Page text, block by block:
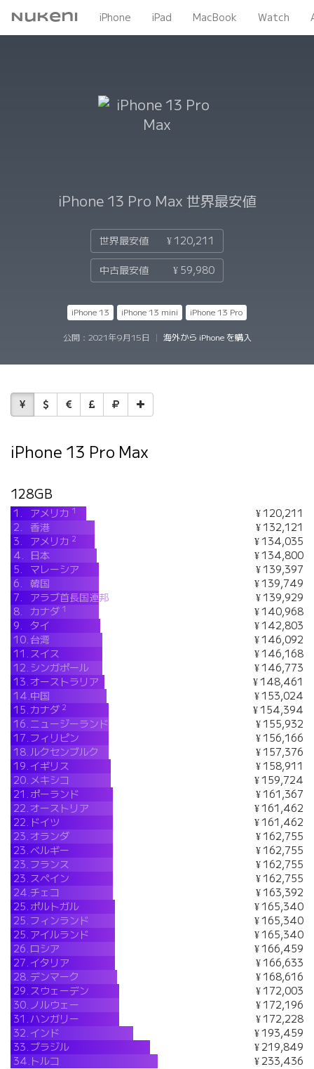
Nukeni iPhone iPad MacBook Watch
iPhone 13 Pro Max 世界最安値
世界最安値 ¥ 120,211
中古最安値 ¥ 59,980
iPhone 13 iPhone 13 mini iPhone 13 Pro
公開： 2021年9月15日 海外から iPhone を購入
iPhone 13 Pro Max
128GB
1. アメリカ 1
¥ 120,211
2.
香港
¥ 132,121
3.
アメリカ 2
¥ 134,035
4.
日本
¥ 134,800
5.
マレーシア
¥ 139,397
6.
韓国
¥ 139,749
7.
アラブ首長国連邦
¥ 139,929
8.
カナダ 1
¥ 140,968
9.
タイ
¥ 142,803
10.台湾
¥ 146,092
11. スイス
¥ 146,168
12. シンガポール
¥ 146,773
13.オーストラリア
¥ 148,461
14.中国
¥ 153,024
15.カナダ 2
¥ 154,394
16. ニュージーランド
¥ 155,932
17. フィリピン
¥ 156,166
18.ルクセンブルク
¥ 157,376
19. イギリス
¥ 158,911
20. メキシコ
¥ 159,724
21. ポーランド
¥ 161,367
22.オーストリア
¥ 161,462
22. ドイツ
¥ 161,462
23.オランダ
¥ 162,755
23.ベルギー
¥ 162,755
23. フランス
¥ 162,755
23. スペイン
¥ 162,755
24.チェコ
¥ 163,392
25. ポルトガル
¥ 165,340
25. フィンランド
¥ 165,340
25. アイルランド
¥ 165,340
26. ロシア
¥ 166,459
27. イタリア
¥ 166,633
28.デンマーク
¥ 168,616
29. スウェーデン
¥ 172,003
30. ノルウェー
¥ 172,196
31. ハンガリー
¥ 172,228
32. インド
¥ 193,459
33. ブラジル
¥ 219,849
34. トルコ ¥ 233,436